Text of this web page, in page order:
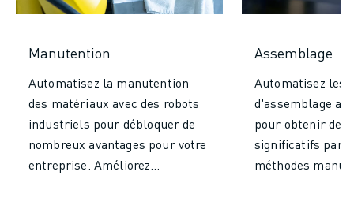
Manutention
Automatisez la manutention
des matériaux avec des robots
industriels pour débloquer de
nombreux avantages pour votre
entreprise. Améliorez
Assemblage
Automatisez les
d'assemblage
pour obtenir des
significatifs par
méthodes